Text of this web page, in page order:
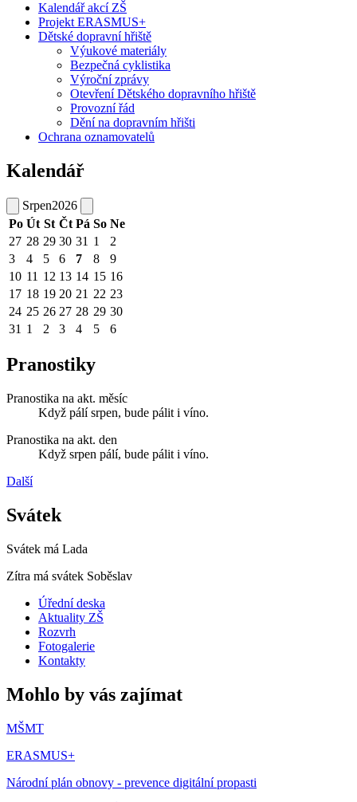
Kalendář akcí ZŠ
Projekt ERASMUS+
Dětské dopravní hřiště
Výukové materiály
Bezpečná cyklistika
Výroční zprávy
Otevření Dětského dopravního hřiště
Provozní řád
Dění na dopravním hřišti
Ochrana oznamovatelů
Kalendář
Srpen2026
Po Út St Čt Pá So Ne
27 28 29 30 31 1
2
3
4 5 6 7 8
9
10 11 12 13 14 15 16
17 18 19 20 21 22 23
24 25 26 27 28 29 30
31 1 2 3 4 5 6
Pranostiky
Pranostika na akt. měsíc
Když pálí srpen, bude pálit i víno.
Pranostika na akt. den
Když srpen pálí, bude pálit i víno.
Další
Svátek
Svátek má Lada
Zítra má svátek Soběslav
Úřední deska
Aktuality ZŠ
Rozvrh
Fotogalerie
Kontakty
Mohlo by vás zajímat
MŠMT
ERASMUS+
Národní plán obnovy - prevence digitální propasti